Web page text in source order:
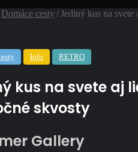
Domáce cesty/Jediný kus na
Info RETRO
kus na svete aj
skvosty
Gallery